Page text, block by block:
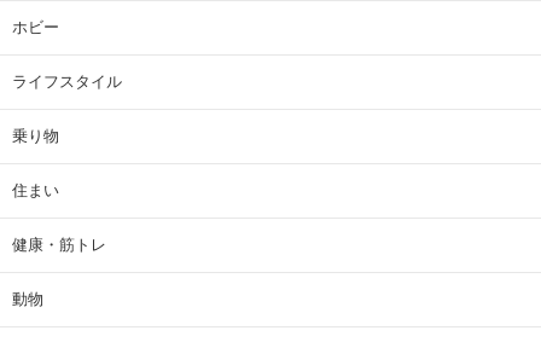
ホビー
ライフスタイル
乗り物
住まい
健康・筋トレ
動物